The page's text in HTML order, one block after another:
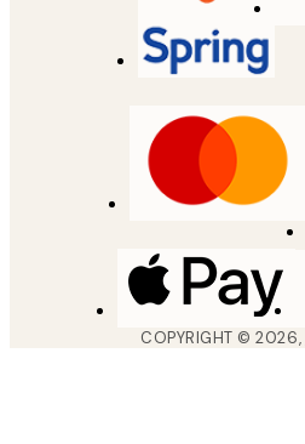
COPYRIGHT ©2026,